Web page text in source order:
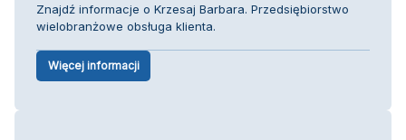
Znajdź informacje o Krzesaj Barbara. Przedsiębiorstwo
wielobranżowe obsługa klienta.
Więcej informacji